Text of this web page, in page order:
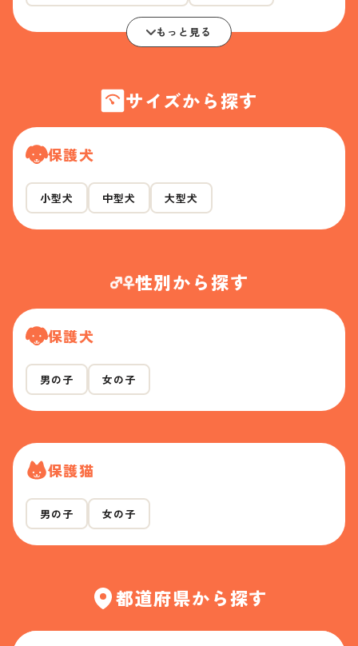
もっと見る
サイズから探す
保護犬
小型犬 中型犬 大型犬
性別から探す
保護犬
男の子 女の子
保護猫
男の子 女の子
都道府県から探す